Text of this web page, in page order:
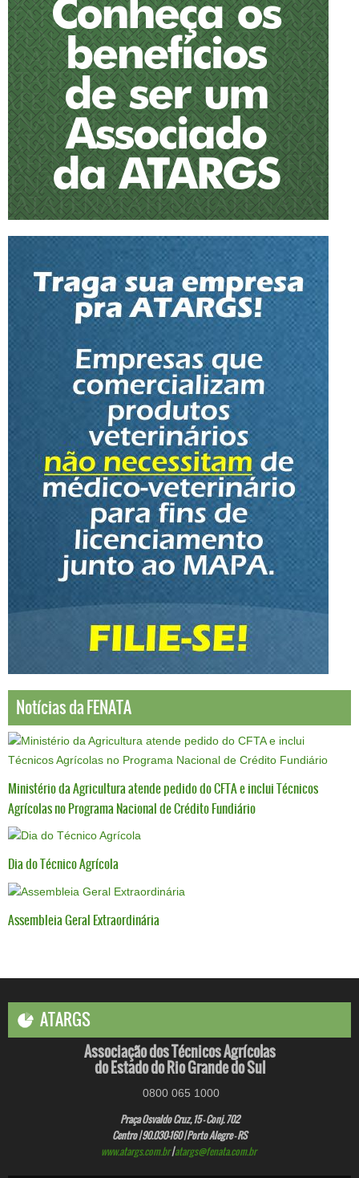
Notícias da FENATA
Ministério da Agricultura atende pedido do CFTA e inclui Técnicos
Agrícolas no Programa Nacional de Crédito Fundiário
Dia do Técnico Agrícola
Assembleia Geral Extraordinária
ATARGS
Associação dos Técnicos Agrícolas
do Estado do Rio Grande do Sul
0800 065 1000
Praça Osvaldo Cruz, 15 - Conj. 702
Centro | 90.030-160 | Porto Alegre - RS
www.atargs.com.br|atargs@fenata.com.br